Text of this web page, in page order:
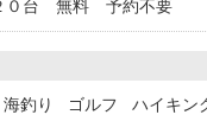
台 無料 予約不要
釣り ゴルフ ハイキン